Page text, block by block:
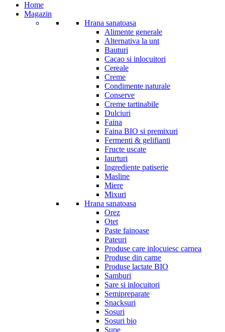
Home
Magazin
Hrana sanatoasa
Alimente generale
Alternativa la unt
Bauturi
Cacao si inlocuitori
Cereale
Creme
Condimente naturale
Conserve
Creme tartinabile
Dulciuri
Faina
Faina BIO si premixuri
Fermenti & gelifianti
Fructe uscate
Iaurturi
Ingrediente patiserie
Masline
Miere
Mixuri
Hrana sanatoasa
Orez
Otet
Paste fainoase
Pateuri
Produse care inlocuiesc carnea
Produse din carne
Produse lactate BIO
Samburi
Sare si inlocuitori
Semipreparate
Snacksuri
Sosuri
Sosuri bio
Supe